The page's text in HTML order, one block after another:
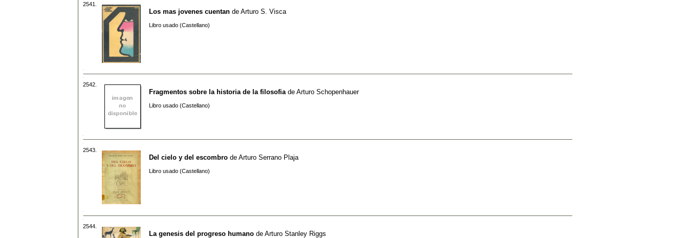
2541.
Los mas jovenes cuentan de Arturo S. Visca
Libro usado (Castellano)
2542.
Fragmentos sobre la historia de la filosofia de Arturo Schopenhauer
Libro usado (Castellano)
2543.
Del cielo y del escombro de Arturo Serrano Plaja
Libro usado (Castellano)
2544.
La genesis del progreso humano de Arturo Stanley Riggs